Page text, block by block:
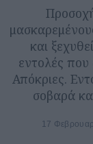
και
εντολές που
Απόκριες.
σοβαρά
17